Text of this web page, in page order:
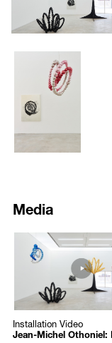
Black Lotus, which
from the contradictions
fleur de maland Arthur
exemplary of the more
of work. Using
and white gold, the
interior and exterior of
Othoniel likens to the
rises from dark muddy
five paintings which
canvas gilded with
The lotus flower series
previous works. This
La Rose des Vents,
wind, and originally
Flowers and Isabella
This concern with
andPink Lotuswhich
mirrored glass, these
받아 모순된 단어의 조
리로 주조된 대형 설치
먼저 <검은 연꽃> 설치
환이지만, 기존의 유리
중한 느낌을 전달한다.
로써 정화, 깨달음, 깨
드러낸다.
특히 5점의 <검은 연꽃
크를 활용하여 동양의
이미지 너머의 내면적
구성되어 있다. 그 중 <
원에 설치된 작품 <바
조각 상단의 꽃 형상
작가는 바람이라는 자
현상이 작품의 일부이
그 외 공중에 설치되는
색연꽃 (Pink Lotus)>은
로, 반사되는 빛으로 환
/upload/
Media
https://
/upload/media/
Jean-Michel
Jean-Michel Othoniel
Installation Video
Installation Video